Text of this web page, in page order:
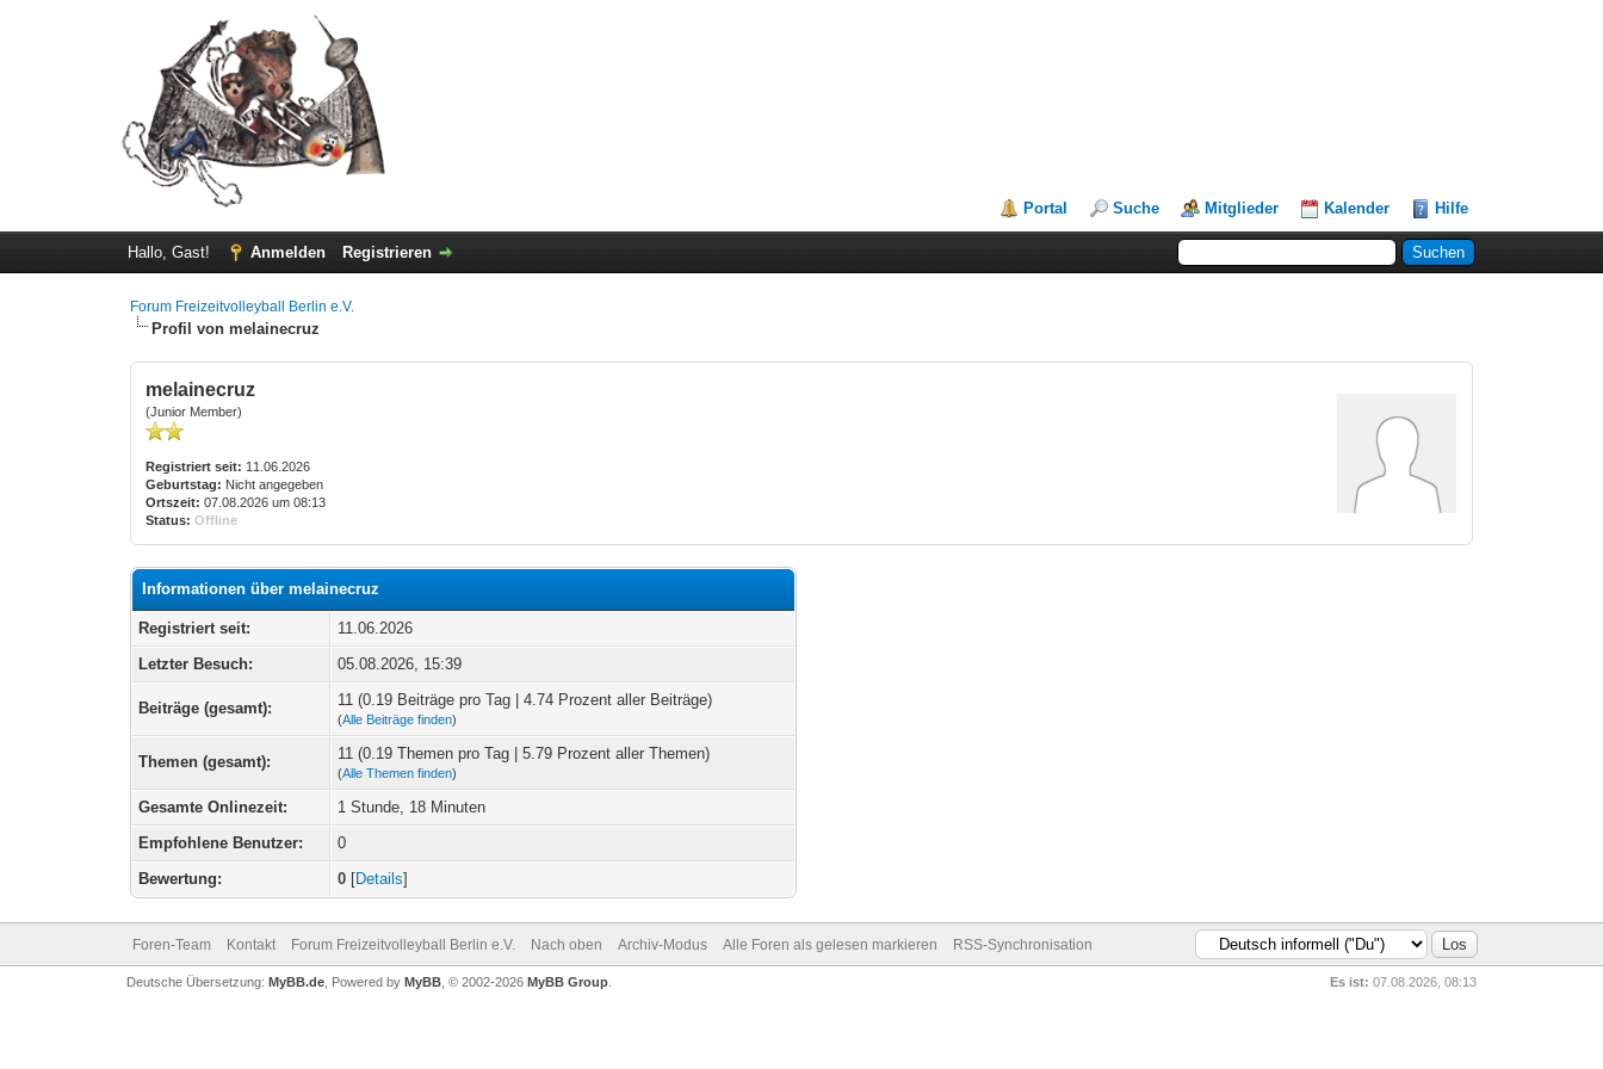
Portal Suche Mitglieder Kalender Hilfe
Hallo, Gast! Anmelden Registrieren
Forum Freizeitvolleyball Berlin e.V.
Profil von melainecruz
melainecruz
(Junior Member)
Registriert seit: 11.06.2026
Geburtstag: Nicht angegeben
Ortszeit: 07.08.2026 um 08:13
Status: Offline
Informationen über melainecruz
Registriert seit:
11.06.2026
Letzter Besuch:
05.08.2026, 15:39
Beiträge (gesamt): 11 (0.19 Beiträge pro Tag | 4.74 Prozent aller Beiträge)
(Alle Beiträge finden)
Themen (gesamt): 11 (0.19 Themen pro Tag | 5.79 Prozent aller Themen)
(Alle Themen finden)
Gesamte Onlinezeit:
1 Stunde, 18 Minuten
Empfohlene Benutzer:
0
Bewertung:
0 [Details]
Foren-Team Kontakt Forum Freizeitvolleyball Berlin e.V. Nach oben Archiv-Modus Alle Foren als gelesen markieren RSS-Synchronisation
Es ist: 07.08.2026, 08:13
Deutsche Übersetzung: MyBB.de, Powered by MyBB, © 2002-2026 MyBB Group.